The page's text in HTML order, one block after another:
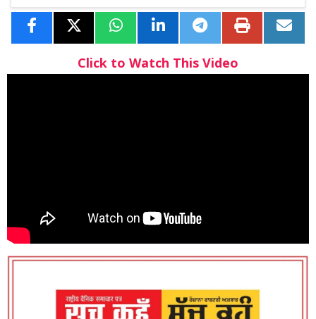
Click to Watch This Video